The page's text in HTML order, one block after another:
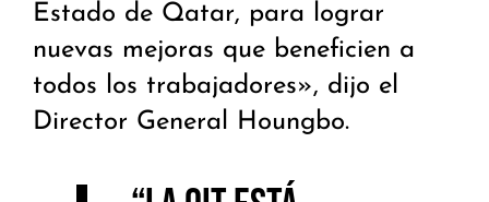
Estado de Qatar, para lograr
nuevas mejoras que beneficien a
todos los trabajadores», dijo el
Director General Houngbo.